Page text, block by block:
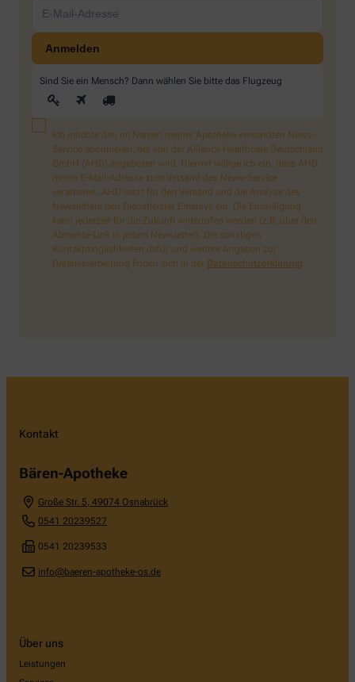
Sind Sie ein Mensch? Dann wählen Sie bitte das Flugzeug
Ich möchte den im Namen meiner Apotheke versandten News-
Service abonnieren, der von der Alliance Healthcare Deutschland
GmbH (AHD) angeboten wird. Hiermit willige ich ein, dass AHD
meine E-Mail-Adresse zum Versand des News-Service
verarbeitet. AHD setzt für den Versand und die Analyse des
Newsletters den Dienstleister Emarsys ein. Die Einwilligung
kann jederzeit für die Zukunft widerrufen werden (z.B. über den
Abmelde-Link in jedem Newsletter). Die sonstigen
Kontaktmöglichkeiten dafür und weitere Angaben zur
Datenverarbeitung finden sich in der Datenschutzerklärung
Kontakt
Bären-Apotheke
Große Str. 5 49074 Osnabrück
0541 20239527
0541 20239533
info@baeren-apotheke-os.de
Über uns
Leistungen